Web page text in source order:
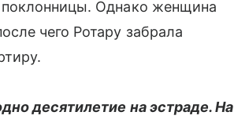
поклонницы. Однако женщина
чего Ротару забрала
десятилетие на эстраде. На